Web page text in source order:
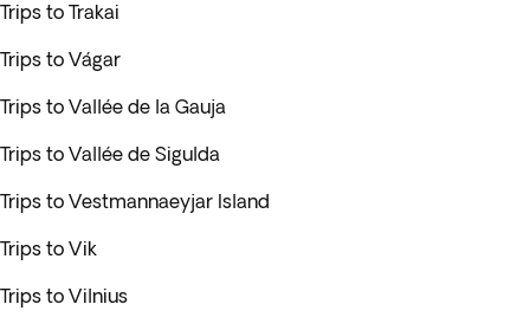
Trips to Trakai
Trips to Vágar
Trips to Vallée de la Gauja
Trips to Vallée de Sigulda
Trips to Vestmannaeyjar Island
Trips to Vik
Trips to Vilnius